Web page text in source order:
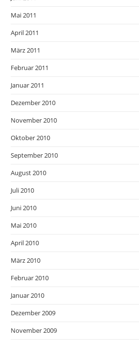
Mai 2011
April 2011
März 2011
Februar 2011
Januar 2011
Dezember 2010
November 2010
Oktober 2010
September 2010
August 2010
Juli 2010
Juni 2010
Mai 2010
April 2010
März 2010
Februar 2010
Januar 2010
Dezember 2009
November 2009